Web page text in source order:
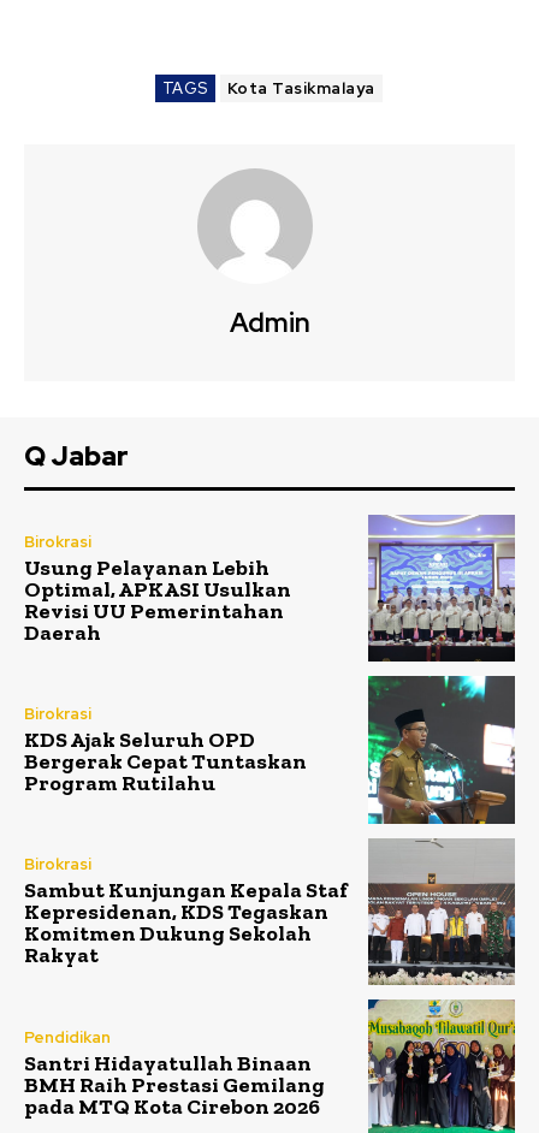
TAGS Kota Tasikmalaya
Admin
Q Jabar
Birokrasi
Usung Pelayanan Lebih
Optimal, APKASI Usulkan
Revisi UU Pemerintahan
Daerah
Birokrasi
KDS Ajak Seluruh OPD
Bergerak Cepat Tuntaskan
Program Rutilahu
Birokrasi
Sambut Kunjungan Kepala Staf
Kepresidenan, KDS Tegaskan
Komitmen Dukung Sekolah
Rakyat
Pendidikan
Santri Hidayatullah Binaan
BMH Raih Prestasi Gemilang
pada MTQ Kota Cirebon 2026